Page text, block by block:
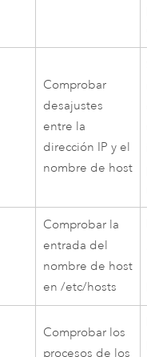
Comprobar
desajustes
entre la
dirección IP y el
nombre de host
Comprobar la
entrada del
nombre de host
en /etc/hosts
Comprobar los
procesos de los